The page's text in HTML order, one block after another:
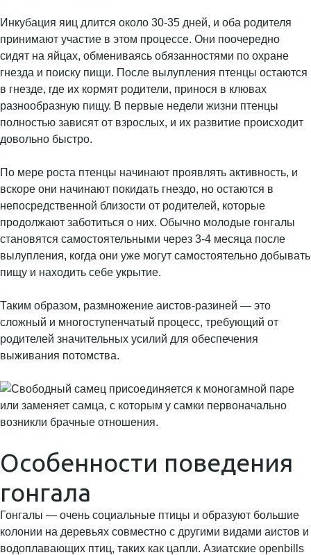
Инкубация яиц длится около 30-35 дней, и оба родителя
принимают участие в этом процессе. Они поочередно
сидят на яйцах, обмениваясь обязанностями по охране
гнезда и поиску пищи. После вылупления птенцы остаются
в гнезде, где их кормят родители, принося в клювах
разнообразную пищу. В первые недели жизни птенцы
полностью зависят от взрослых, и их развитие происходит
довольно быстро.
По мере роста птенцы начинают проявлять активность, и
вскоре они начинают покидать гнездо, но остаются в
непосредственной близости от родителей, которые
продолжают заботиться о них. Обычно молодые гонгалы
становятся самостоятельными через 3-4 месяца после
вылупления, когда они уже могут самостоятельно добывать
пищу и находить себе укрытие.
Таким образом, размножение аистов-разиней — это
сложный и многоступенчатый процесс, требующий от
родителей значительных усилий для обеспечения
выживания потомства.
Особенности поведения
гонгала
Гонгалы — очень социальные птицы и образуют большие
колонии на деревьях совместно с другими видами аистов и
водоплавающих птиц, таких как цапли. Азиатские openbills